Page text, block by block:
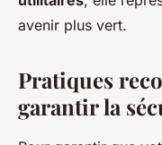
avenir plus vert.
Pratiques
garantir la